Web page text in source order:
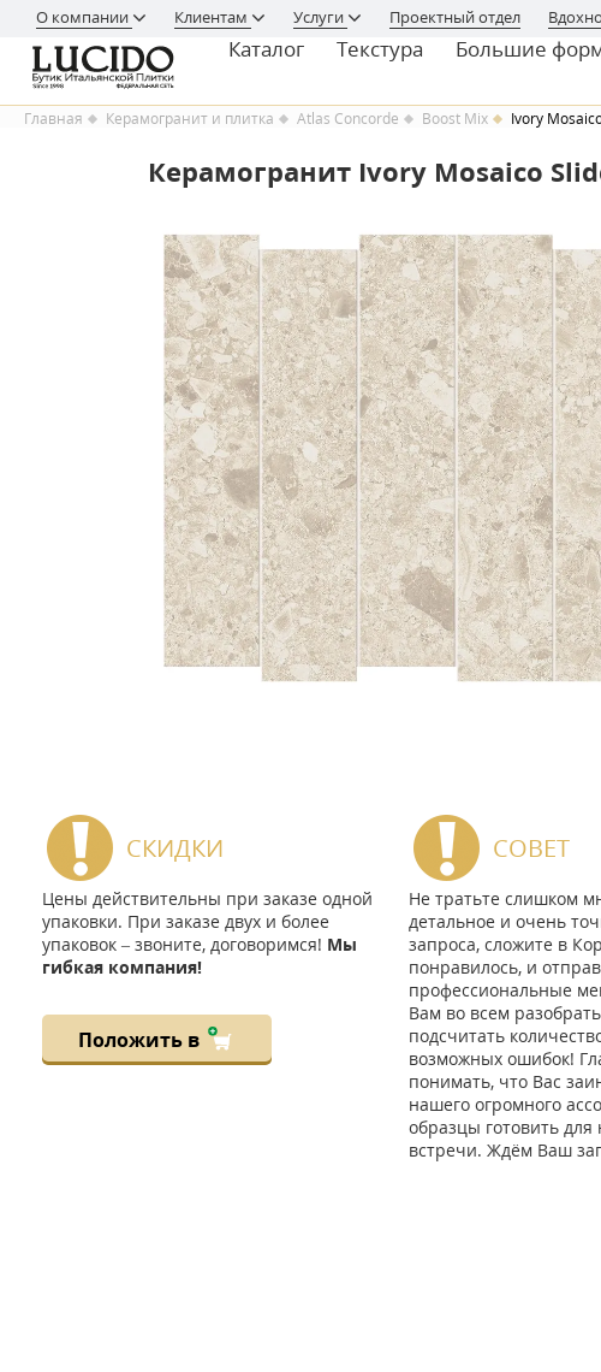
О компании Клиентам Услуги Проектный отдел
Каталог Текстура Большие
Главная Керамогранит и плитка Atlas Concorde Boost Mix Ivory
Керамогранит Ivory Mosaico
СКИДКИ
Цены действительны при заказе одной
упаковки. При заказе двух и более
упаковок – звоните, договоримся! Мы
гибкая компания!
Положить в
СОВЕТ
Не тратьте слишком
детальное и очень
запроса, сложите в
понравилось, и
профессиональные
Вам во всем
подсчитать
возможных ошибок!
понимать, что Вас
нашего огромного
образцы готовить
встречи. Ждём Ваш